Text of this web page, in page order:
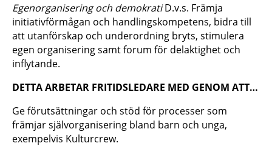
Egenorganisering och demokratiD.v.s. Främja
initiativförmågan och handlingskompetens, bidra till
att utanförskap och underordning bryts, stimulera
egen organisering samt forum för delaktighet och
inflytande.
DETTA ARBETAR FRITIDSLEDARE MED GENOM ATT…
Ge förutsättningar och stöd för processer som
främjar självorganisering bland barn och unga,
exempelvis Kulturcrew.